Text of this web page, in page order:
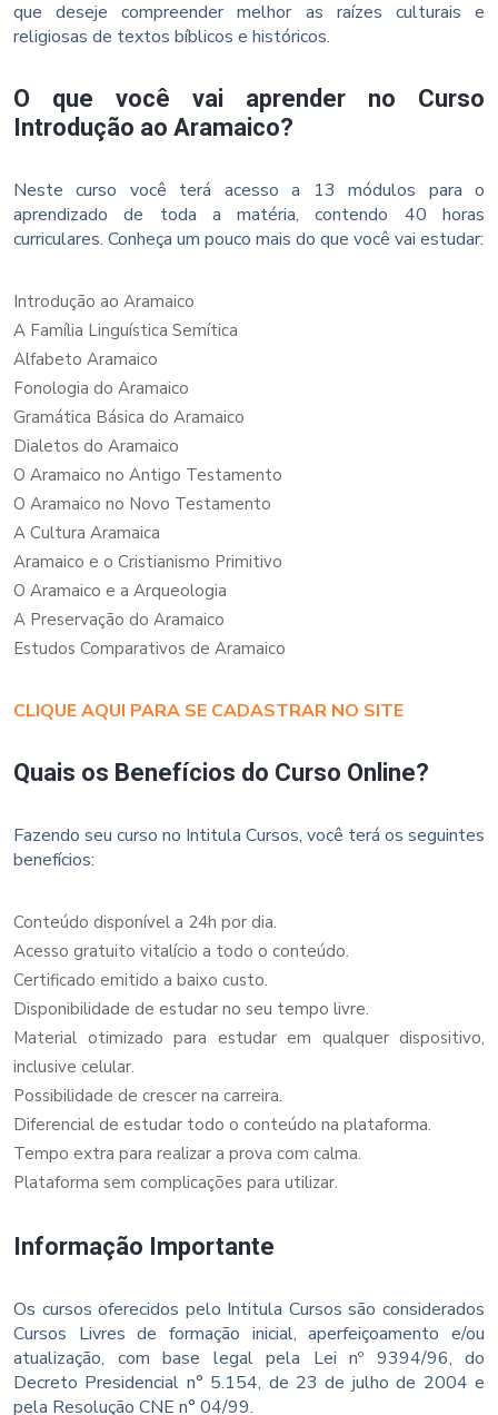
que deseje compreender melhor as raízes culturais e
religiosas de textos bíblicos e históricos.
O que você vai aprender no Curso
Introdução ao Aramaico?
Neste curso você terá acesso a 13 módulos para o
aprendizado de toda a matéria, contendo 40 horas
curriculares. Conheça um pouco mais do que você vai estudar:
Introdução ao Aramaico
A Família Linguística Semítica
Alfabeto Aramaico
Fonologia do Aramaico
Gramática Básica do Aramaico
Dialetos do Aramaico
O Aramaico no Antigo Testamento
O Aramaico no Novo Testamento
A Cultura Aramaica
Aramaico e o Cristianismo Primitivo
O Aramaico e a Arqueologia
A Preservação do Aramaico
Estudos Comparativos de Aramaico
CLIQUE AQUI PARA SE CADASTRAR NO SITE
Quais os Benefícios do Curso Online?
Fazendo seu curso no Intitula Cursos, você terá os seguintes
benefícios:
Conteúdo disponível a 24h por dia.
Acesso gratuito vitalício a todo o conteúdo.
Certificado emitido a baixo custo.
Disponibilidade de estudar no seu tempo livre.
Material otimizado para estudar em qualquer dispositivo,
inclusive celular.
Possibilidade de crescer na carreira.
Diferencial de estudar todo o conteúdo na plataforma.
Tempo extra para realizar a prova com calma.
Plataforma sem complicações para utilizar.
Informação Importante
Os cursos oferecidos pelo Intitula Cursos são considerados
Cursos Livres de formação inicial, aperfeiçoamento e/ou
atualização, com base legal pela Lei nº 9394/96, do
Decreto Presidencial n° 5.154, de 23 de julho de 2004 e
pela Resolução CNE n° 04/99.